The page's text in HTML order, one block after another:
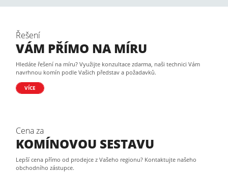
Řešení
VÁM PŘÍMO NA MÍRU
Hledáte řešení na míru? Využijte konzultace zdarma, naši technici Vám
navrhnou komín podle Vašich představ a požadavků.
VÍCE
Cena za
KOMÍNOVOU SESTAVU
Lepší cena přímo od prodejce z Vašeho regionu? Kontaktujte našeho
obchodního zástupce.